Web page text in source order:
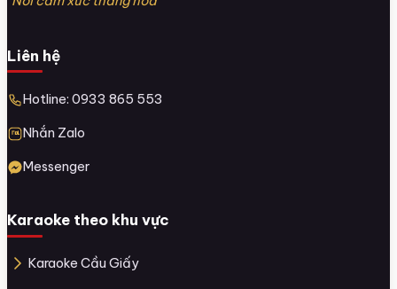
Liên hệ
Hotline: 0933 865 553
Nhắn Zalo
Messenger
Karaoke theo khu vực
Karaoke Cầu Giấy